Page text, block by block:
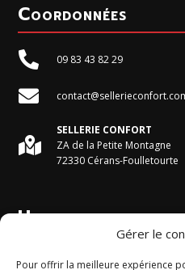
Gérer le
Pour offrir la meilleure expérience
Coordonnées
 09 83 43 82 29


SELLERIE CONFORT
ZA de la Petite Montagne
72330 Cérans-Foulletourte
Horaires du magasin
Du Lundi au Vendredi :